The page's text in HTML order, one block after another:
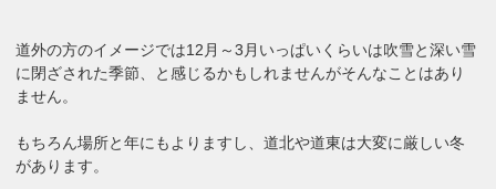
道外の方のイメージでは12月～3月いっぱいくらいは吹雪と深い雪
に閉ざされた季節、と感じるかもしれませんがそんなことはあり
ません。
もちろん場所と年にもよりますし、道北や道東は大変に厳しい冬
があります。